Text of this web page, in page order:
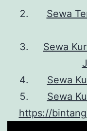
Sewa
Sewa
Sewa
Sewa
https://